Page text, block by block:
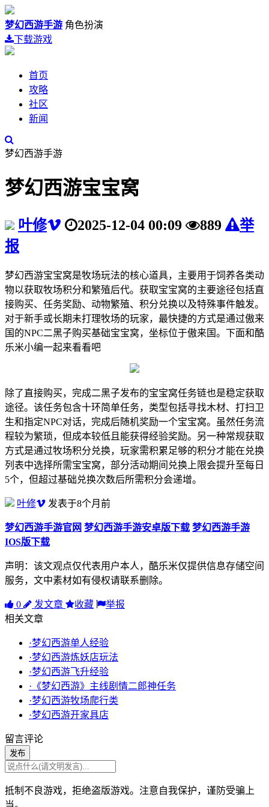
梦幻西游手游 角色扮演
下载游戏
首页
攻略
社区
新闻
梦幻西游手游
梦幻西游宝宝窝
叶修 2025-12-04 00:09 889
举
报
梦幻西游宝宝窝是牧场玩法的核心道具，主要用于饲养各类动
物以获取牧场积分和繁殖后代。获取宝宝窝的主要途径包括直
接购买、任务奖励、动物繁殖、积分兑换以及特殊事件触发。
对于新手或长期未打理牧场的玩家，最快捷的方式是通过傲来
国的NPC二黑子购买基础宝宝窝，坐标位于傲来国。下面和酷
乐米小编一起来看看吧
除了直接购买，完成二黑子发布的宝宝窝任务链也是稳定获取
途径。该任务包含十环简单任务，类型包括寻找木材、打扫卫
生和指定NPC对话，完成后随机奖励一个宝宝窝。虽然任务流
程较为繁琐，但成本较低且能获得经验奖励。另一种常规获取
方式是通过牧场积分兑换，玩家需积累足够的积分才能在兑换
列表中选择所需宝宝窝，部分活动期间兑换上限会提升至每日
5个，但超过基础兑换次数后所需积分会递增。
叶修 发表于8个月前
梦幻西游手游官网 梦幻西游手游安卓版下载 梦幻西游手游
IOS版下载
声明：该文观点仅代表用户本人，酷乐米仅提供信息存储空间
服务，文中素材如有侵权请联系删除。
0 发文章 收藏
举报
相关文章
·梦幻西游单人经验
·梦幻西游炼妖店玩法
·梦幻西游飞升经验
·《梦幻西游》主线剧情二郎神任务
·梦幻西游牧场爬行类
·梦幻西游开家具店
留言评论
发布
抵制不良游戏，拒绝盗版游戏。注意自我保护，谨防受骗上
当。